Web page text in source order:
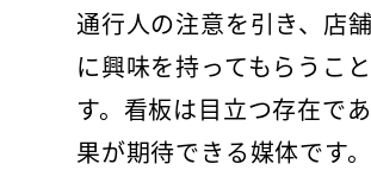
通行人の注意を引き、店
に興味を持ってもらうこ
す。看板は目立つ存在で
果が期待できる媒体です。